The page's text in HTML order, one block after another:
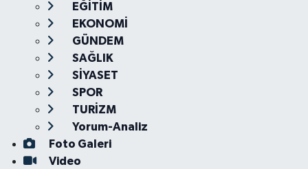
EĞİTİM
EKONOMİ
GÜNDEM
SAĞLIK
SİYASET
SPOR
TURİZM
Yorum-Analiz
Foto Galeri
Video